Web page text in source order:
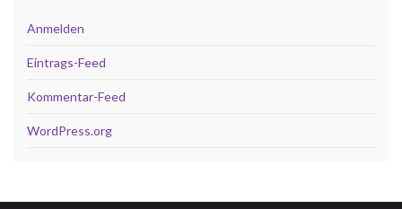
Anmelden
Eintrags-Feed
Kommentar-Feed
WordPress.org